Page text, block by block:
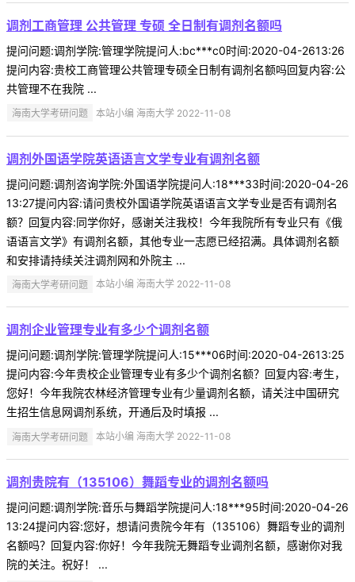
调剂工商管理 公共管理 专硕 全日制有调剂名额吗
提问问题:调剂学院:管理学院提问人:bc***c0时间:2020-04-2613:26
提问内容:贵校工商管理公共管理专硕全日制有调剂名额吗回复内容:公
共管理不在我院 ...
海南大学考研问题 本站小编 海南大学 2022-11-08
调剂外国语学院英语语言文学专业有调剂名额
提问问题:调剂咨询学院:外国语学院提问人:18***33时间:2020-04-26
13:27提问内容:请问贵校外国语学院英语语言文学专业是否有调剂名
额？回复内容:同学你好，感谢关注我校！今年我院所有专业只有《俄
语语言文学》有调剂名额，其他专业一志愿已经招满。具体调剂名额
和安排请持续关注调剂网和外院主 ...
海南大学考研问题 本站小编 海南大学 2022-11-08
调剂企业管理专业有多少个调剂名额
提问问题:调剂学院:管理学院提问人:15***06时间:2020-04-2613:25
提问内容:今年贵校企业管理专业有多少个调剂名额？回复内容:考生，
您好！今年我院农林经济管理专业有少量调剂名额，请关注中国研究
生招生信息网调剂系统，开通后及时填报 ...
海南大学考研问题 本站小编 海南大学 2022-11-08
调剂贵院有（135106）舞蹈专业的调剂名额吗
提问问题:调剂学院:音乐与舞蹈学院提问人:18***95时间:2020-04-26
13:24提问内容:您好，想请问贵院今年有（135106）舞蹈专业的调剂
名额吗？回复内容:你好！今年我院无舞蹈专业调剂名额，感谢你对我
院的关注。祝好！ ...